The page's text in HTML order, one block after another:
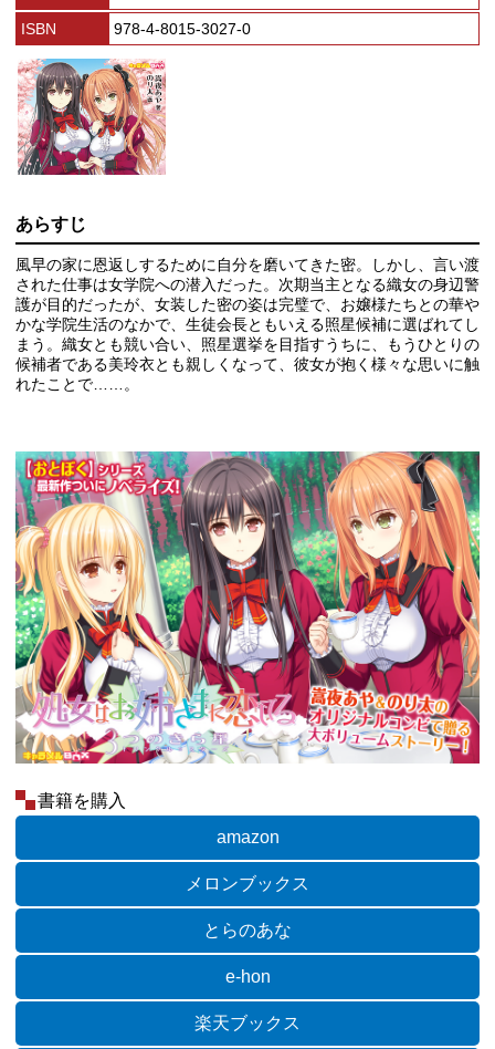
ISBN
978-4-8015-3027-0
あらすじ
風早の家に恩返しするために自分を磨いてきた密。しかし、言い渡
された仕事は女学院への潜入だった。次期当主となる織女の身辺警
護が目的だったが、女装した密の姿は完璧で、お嬢様たちとの華や
かな学院生活のなかで、生徒会長ともいえる照星候補に選ばれてし
まう。織女とも競い合い、照星選挙を目指すうちに、もうひとりの
候補者である美玲衣とも親しくなって、彼女が抱く様々な思いに触
れたことで……。
書籍を購入
amazon
メロンブックス
とらのあな
e-hon
楽天ブックス